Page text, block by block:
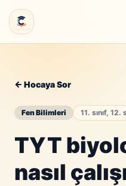
← Hocaya Sor
Fen Bilimleri 11. sınıf, 12.
TYT
nasıl